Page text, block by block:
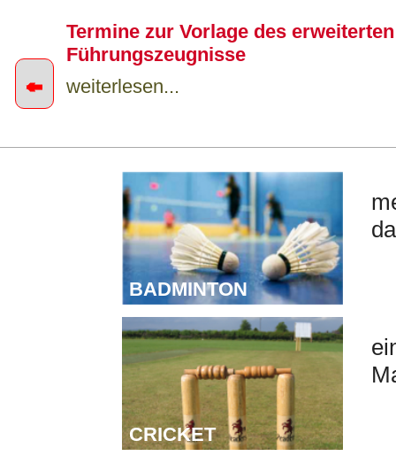
Termine zur Vorlage des erweiterten
Führungszeugnisse
weiterlesen...
Sportangebot A-Z Sommer 2026
verfügbar
weiterlesen...
←
BADMINTON
CRICKET